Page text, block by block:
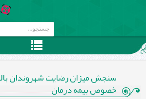
خصوص بیمه درمان